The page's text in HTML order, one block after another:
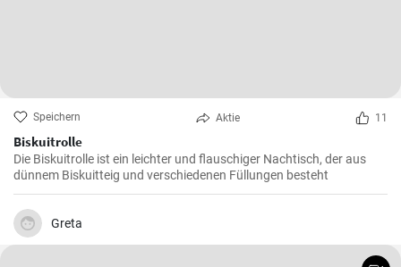
Speichern Aktie 11
Biskuitrolle
Die Biskuitrolle ist ein leichter und flauschiger Nachtisch, der aus
dünnem Biskuitteig und verschiedenen Füllungen besteht
Greta